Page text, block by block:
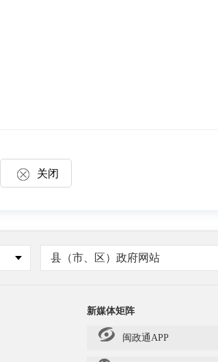
关闭
县（市、区）政府网站
新媒体矩阵
闽政通APP